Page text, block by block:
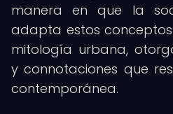
manera en que la
adapta estos
mitología urbana,
y connotaciones que
contemporánea.